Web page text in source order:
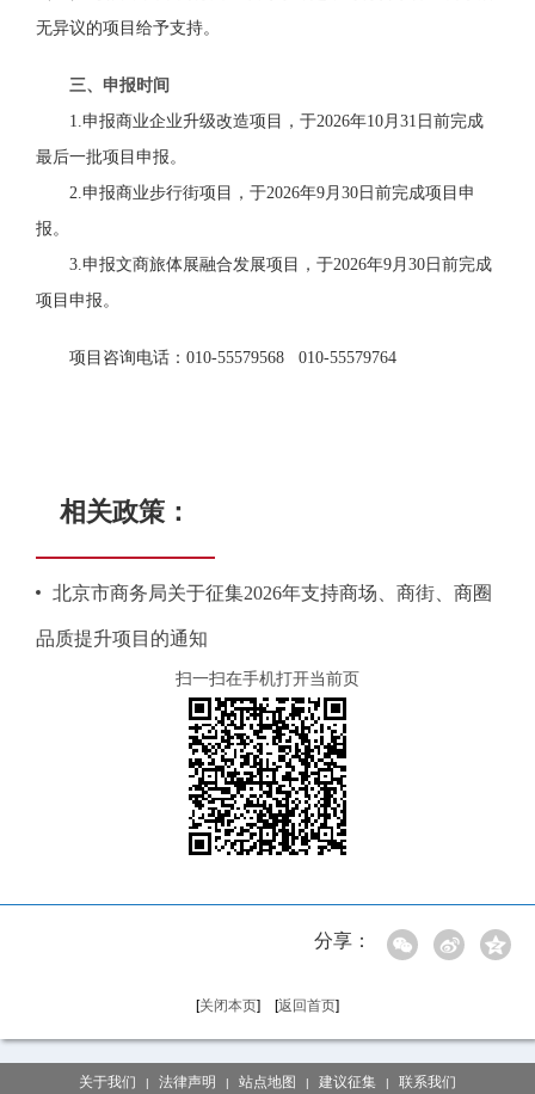
无异议的项目给予支持。
三、申报时间
1.申报商业企业升级改造项目，于2026年10月31日前完成
最后一批项目申报。
2.申报商业步行街项目，于2026年9月30日前完成项目申
报。
3.申报文商旅体展融合发展项目，于2026年9月30日前完成
项目申报。
项目咨询电话： 010-55579568 010-55579764
相关政策：
北京市商务局关于征集2026年支持商场、商街、商圈
品质提升项目的通知
扫一扫在手机打开当前页
分享：
[关闭本页] [返回首页]
关于我们 | 法律声明 | 站点地图 | 建议征集 | 联系我们